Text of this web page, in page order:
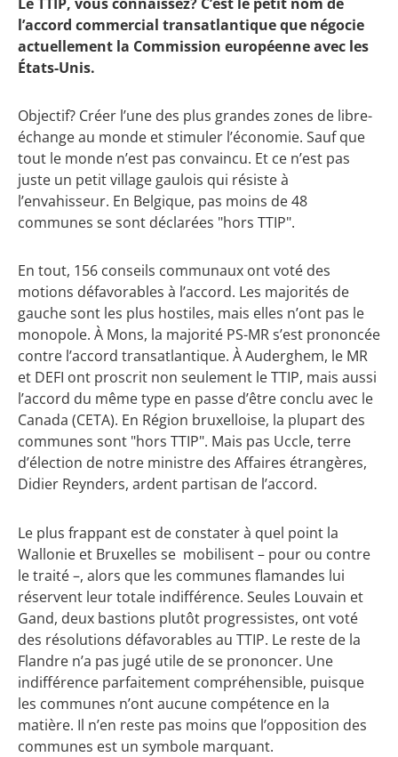
l’accord commercial transatlantique que négocie
actuellement la Commission européenne avec les
États-Unis.
Objectif? Créer l’une des plus grandes zones de libre-
échange au monde et stimuler l’économie. Sauf que
tout le monde n’est pas convaincu. Et ce n’est pas
juste un petit village gaulois qui résiste à
l’envahisseur. En Belgique, pas moins de 48
communes se sont déclarées "hors TTIP".
En tout, 156 conseils communaux ont voté des
motions défavorables à l’accord. Les majorités de
gauche sont les plus hostiles, mais elles n’ont pas le
monopole. À Mons, la majorité PS-MR s’est prononcée
contre l’accord transatlantique. À Auderghem, le MR
et DEFI ont proscrit non seulement le TTIP, mais aussi
l’accord du même type en passe d’être conclu avec le
Canada (CETA). En Région bruxelloise, la plupart des
communes sont "hors TTIP". Mais pas Uccle, terre
d’élection de notre ministre des Affaires étrangères,
Didier Reynders, ardent partisan de l’accord.
Le plus frappant est de constater à quel point la
Wallonie et Bruxelles se mobilisent – pour ou contre
le traité –, alors que les communes flamandes lui
réservent leur totale indifférence. Seules Louvain et
Gand, deux bastions plutôt progressistes, ont voté
des résolutions défavorables au TTIP. Le reste de la
Flandre n’a pas jugé utile de se prononcer. Une
indifférence parfaitement compréhensible, puisque
les communes n’ont aucune compétence en la
matière. Il n’en reste pas moins que l’opposition des
communes est un symbole marquant.